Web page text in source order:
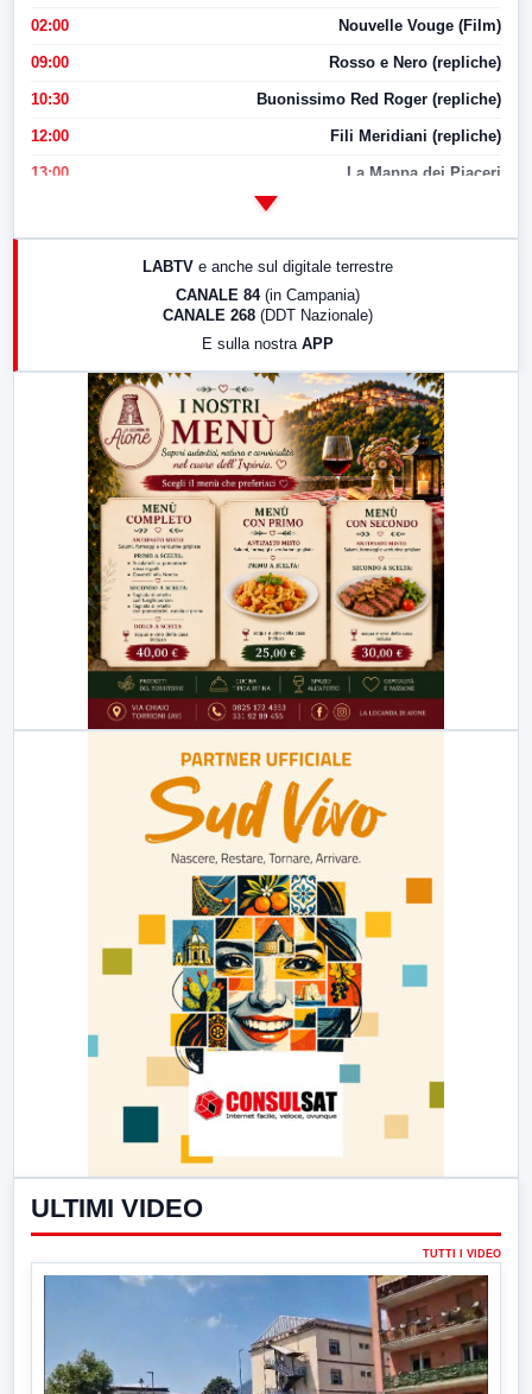
02:00 Nouvelle Vouge (Film)
09:00 Rosso e Nero (repliche)
10:30 Buonissimo Red Roger (repliche)
12:00 Fili Meridiani (repliche)
13:00 La Mappa dei Piaceri
LabNews (replica)
LABTV e anche sul digitale terrestre
CANALE 84 (in Campania)
CANALE 268 (DDT Nazionale)
E sulla nostra APP
ULTIMI VIDEO
TUTTI I VIDEO